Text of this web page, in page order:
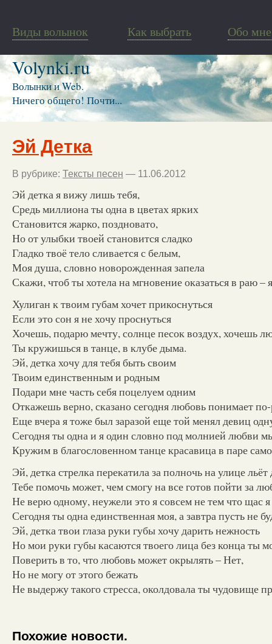
Виды волынок Как выбрать Обо мне
Volynki.ru
Волынки и Web.
Ничего общего! Почти...
Эй Детка
В рубрике: Тексты песен — 11.06.2012
Эй детка я вижу лишь тебя,
Средь миллиона ты одна в цветах ярких
Становится жарко, поздновато,
Но от улыбки твоей становится сладко
Гладко твоё тело сливается с белым,
Моя душа, словно новорожденная запела
Скажи, чтоб ты хотела на мгновение оказаться в раю –
Хулиган к твоим губам хочет прикоснуться
Если это сон я не хочу проснуться
Хочешь, подарю мечту, солнце песок воздух, хочешь
Ты кружишься в танце, в клубе дыма.
Эй, детка хочу для тебя быть своим
Твоим единственным и родным
Подари мне часть себя поцелуем одним
Откажешь верно, сказано сегодня любовь понимает
Еще вчера я тоже был заразой еще той менял девиц
Сегодня ты одна и я один словно под молнией любви
Кружим в благословенном танце красавица в паре
Эй, детка стрелка перекатила за полночь на улице
Тебе помочь может, чем смогу на все готов пойти за
Не верю одному, неужели это я совсем не тем что щас
Сегодня ты одна единственная моя, а завтра пусть не
Эй, детка твои глаза руки губы хочу дарить нежность
Но мои руки губы касаются твоего лица без конца ты
Поверить в то, что любовь может окрылять – Нет,
Но не могу от этого бежать
Не выдержу такого стресса, околдовала ты чудовище
Похожие новости.